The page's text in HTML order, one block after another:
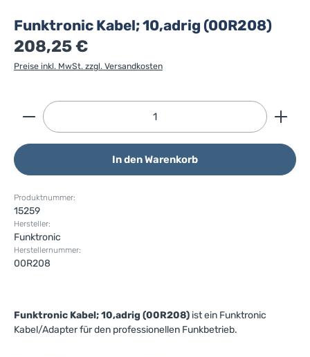
Funktronic Kabel; 10,adrig (00R208)
208,25 €
Preise inkl. MwSt. zzgl. Versandkosten
Produkt Anzahl: Gib den gewünschten Wert ein
In den Warenkorb
Produktnummer:
15259
Hersteller:
Funktronic
Herstellernummer:
00R208
Funktronic Kabel; 10,adrig (00R208) ist ein Funktronic
Kabel/Adapter für den professionellen Funkbetrieb.